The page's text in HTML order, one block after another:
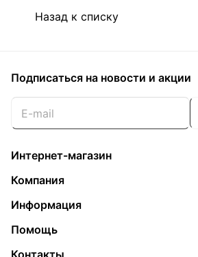
Назад к списку
Подписаться на новости и акции
Интернет-магазин
Компания
Информация
Помощь
Контакты